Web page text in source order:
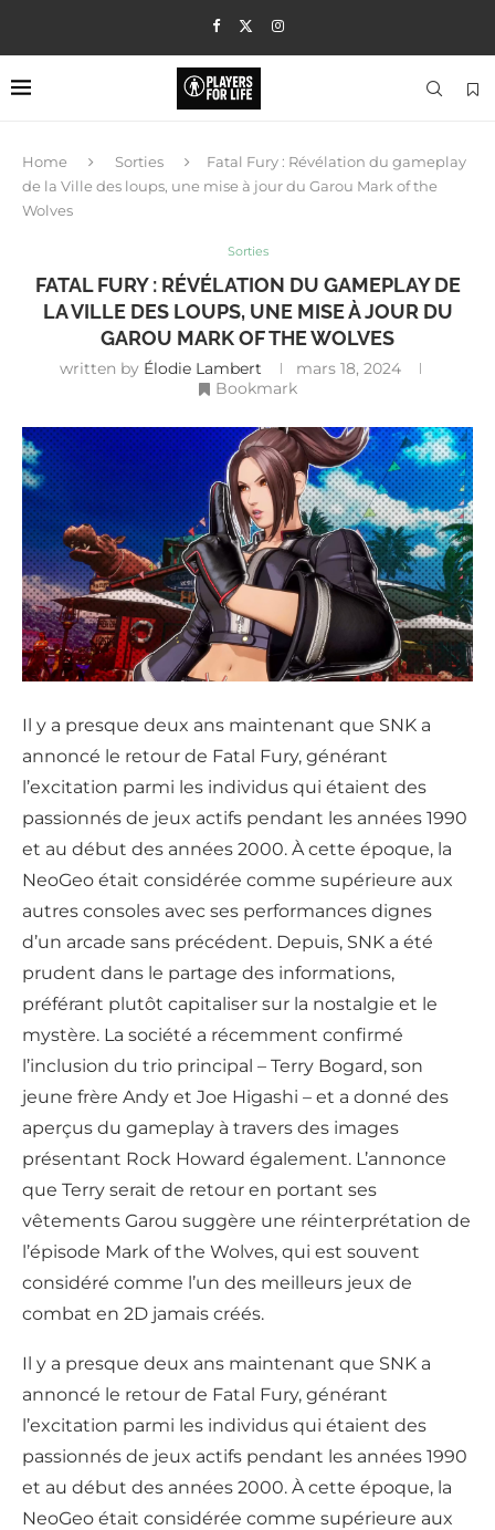
Home Sorties
Fatal Fury : Révélation du gameplay
de la Ville des loups, une mise à jour du Garou Mark of the
Wolves
Sorties
FATAL FURY : RÉVÉLATION DU GAMEPLAY DE
LA VILLE DES LOUPS, UNE MISE À JOUR DU
GAROU MARK OF THE WOLVES
written by Élodie Lambert
mars 18, 2024
Bookmark
Il y a presque deux ans maintenant que SNK a
annoncé le retour de Fatal Fury, générant
l’excitation parmi les individus qui étaient des
passionnés de jeux actifs pendant les années 1990
et au début des années 2000. À cette époque, la
NeoGeo était considérée comme supérieure aux
autres consoles avec ses performances dignes
d’un arcade sans précédent. Depuis, SNK a été
prudent dans le partage des informations,
préférant plutôt capitaliser sur la nostalgie et le
mystère. La société a récemment confirmé
l’inclusion du trio principal – Terry Bogard, son
jeune frère Andy et Joe Higashi – et a donné des
aperçus du gameplay à travers des images
présentant Rock Howard également. L’annonce
que Terry serait de retour en portant ses
vêtements Garou suggère une réinterprétation de
l’épisode Mark of the Wolves, qui est souvent
considéré comme l’un des meilleurs jeux de
combat en 2D jamais créés.
Il y a presque deux ans maintenant que SNK a
annoncé le retour de Fatal Fury, générant
l’excitation parmi les individus qui étaient des
passionnés de jeux actifs pendant les années 1990
et au début des années 2000. À cette époque, la
NeoGeo était considérée comme supérieure aux